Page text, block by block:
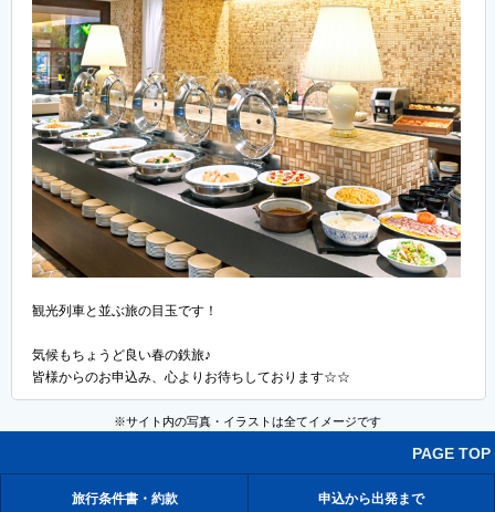
観光列車と並ぶ旅の目玉です！
気候もちょうど良い春の鉄旅♪
皆様からのお申込み、心よりお待ちしております☆☆
PAGE TOP
※サイト内の写真・イラストは全てイメージです
旅行条件書・約款 申込から出発まで